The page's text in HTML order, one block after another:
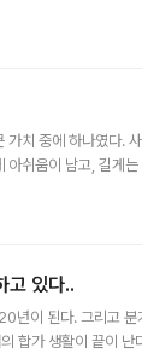
는 29인치이고,
드 캐리어가 없었다
까... 여튼 오늘은 퇴
다. 최근 다녀온 홍
가치 중에 하나였다.
쉬움이 남고, 길게는
년, 새로운 보금자리
생각했던 파티션은
는데 서비스로 사이
을 포기하고 서비스를
고 있다..
년이 된다. 그리고 분
합가 생활이 끝이 난